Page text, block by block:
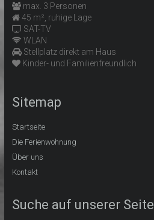
max. 3 Personen
45 m², ruhige Lage
SAT-TV
WLAN
Stellplatz direkt am Haus
Kinder- und Familienfreundlich
Sitemap
Startseite
Die Ferienwohnung
Über uns
Kontakt
Suche auf unserer Seite